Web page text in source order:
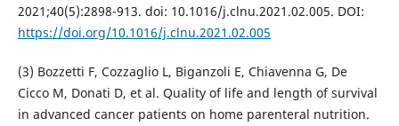
2021;40(5):2898-913. doi: 10.1016/j.clnu.2021.02.005. DOI:
https://doi.org/10.1016/j.clnu.2021.02.005
(3) Bozzetti F, Cozzaglio L, Biganzoli E, Chiavenna G, De
Cicco M, Donati D, et al. Quality of life and length of survival
in advanced cancer patients on home parenteral nutrition.